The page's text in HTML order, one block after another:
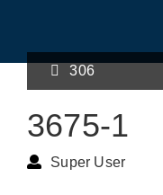
306
3675-1
Super User